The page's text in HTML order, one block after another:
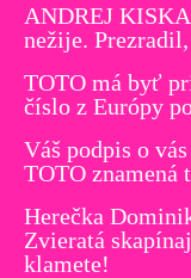
ANDREJ
nežije.
TOTO má byť
číslo z Európy
Váš podpis o
TOTO znamená
Herečka
Zvieratá
klamete!